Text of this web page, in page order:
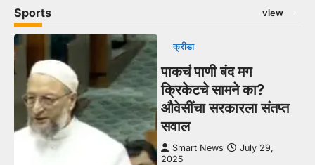
Sports view
क्रीडा
पाकचं पाणी बंद मग
क्रिकेटचे सामने का?
औवेसींचा सरकारला संतप्त
सवाल
Smart News
July 29,
2025